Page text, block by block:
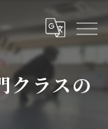
クラスの